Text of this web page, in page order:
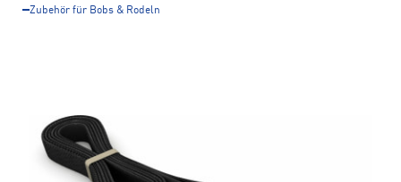
Zubehör für Bobs & Rodeln